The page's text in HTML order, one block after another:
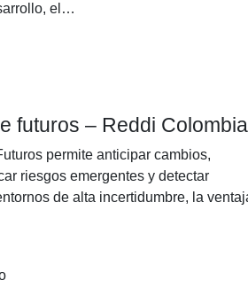
el…
futuros – Reddi Colombia
permite anticipar cambios,
riesgos emergentes y detectar
de alta incertidumbre, la